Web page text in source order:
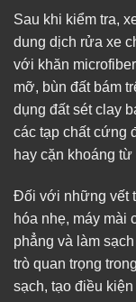
Sau khi kiểm tra,
dung dịch rửa xe
với khăn
mỡ, bùn đất bám
dụng đất sét clay
các tạp chất cứng
hay cặn khoáng
Đối với những vết
hóa nhẹ, máy mài
phẳng và làm
trò quan trọng
sạch, tạo điều